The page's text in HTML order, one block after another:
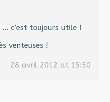
c’est toujours utile !
venteuses !
28 avril 2012 at 15:50